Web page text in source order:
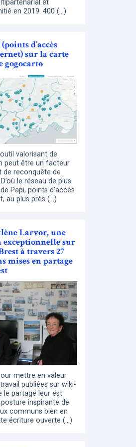
et
en 2019. 400 (…)
d’accès
sur la carte
gogocarto
valorisant de
peut être un facteur
de reconquête de
le réseau de plus
Papi, points d’accès
au plus près (…)
Larvor, une
sur
à travers 27
mises en partage
mettre en valeur
publiées sur wiki-
le partage leur est
inspirante de
communs bien en
écriture ouverte (…)